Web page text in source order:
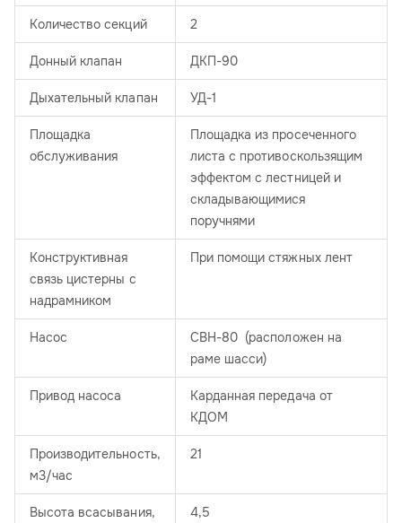
Количество секций 2
Донный клапан ДКП-90
Дыхательный клапан УД-1
Площадка
обслуживания
Площадка из просеченного
листа с противоскользящим
эффектом с лестницей и
складывающимися
поручнями
Конструктивная
связь цистерны с
надрамником
При помощи стяжных лент
Насос
СВН-80 (расположен на
раме шасси)
Привод насоса
Карданная передача от
КДОМ
Производительность,
м3/час
21
Высота всасывания,
4,5